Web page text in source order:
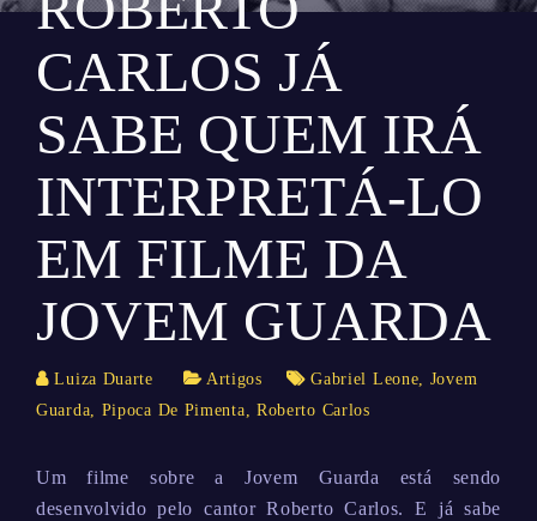
CARLOS JÁ
SABE QUEM IRÁ
INTERPRETÁ-LO
EM FILME DA
JOVEM GUARDA
Luiza Duarte Artigos Gabriel Leone, Jovem
Guarda, Pipoca De Pimenta, Roberto Carlos
Um filme sobre a Jovem Guarda está sendo
desenvolvido pelo cantor Roberto Carlos. E já sabe